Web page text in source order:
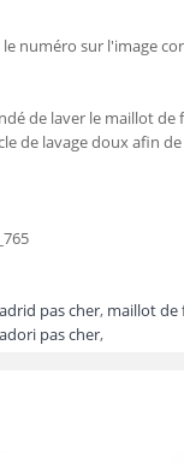
numéro sur l'image
de laver le maillot
de lavage doux afin
pas cher, maillot de
pas cher,